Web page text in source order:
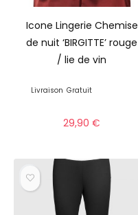
Icone Lingerie Chemise
de nuit ‘BIRGITTE’ rouge
/ lie de vin
Livraison Gratuit
29,90€